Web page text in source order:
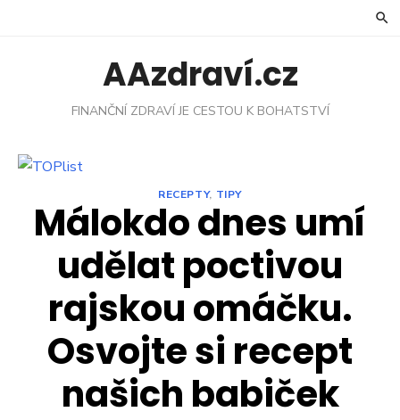
AAzdraví.cz
FINANČNÍ ZDRAVÍ JE CESTOU K BOHATSTVÍ
RECEPTY, TIPY
Málokdo dnes umí
udělat poctivou
rajskou omáčku.
Osvojte si recept
našich babiček